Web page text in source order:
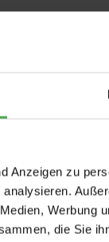
Anzeigen zu
Werbung
die Sie